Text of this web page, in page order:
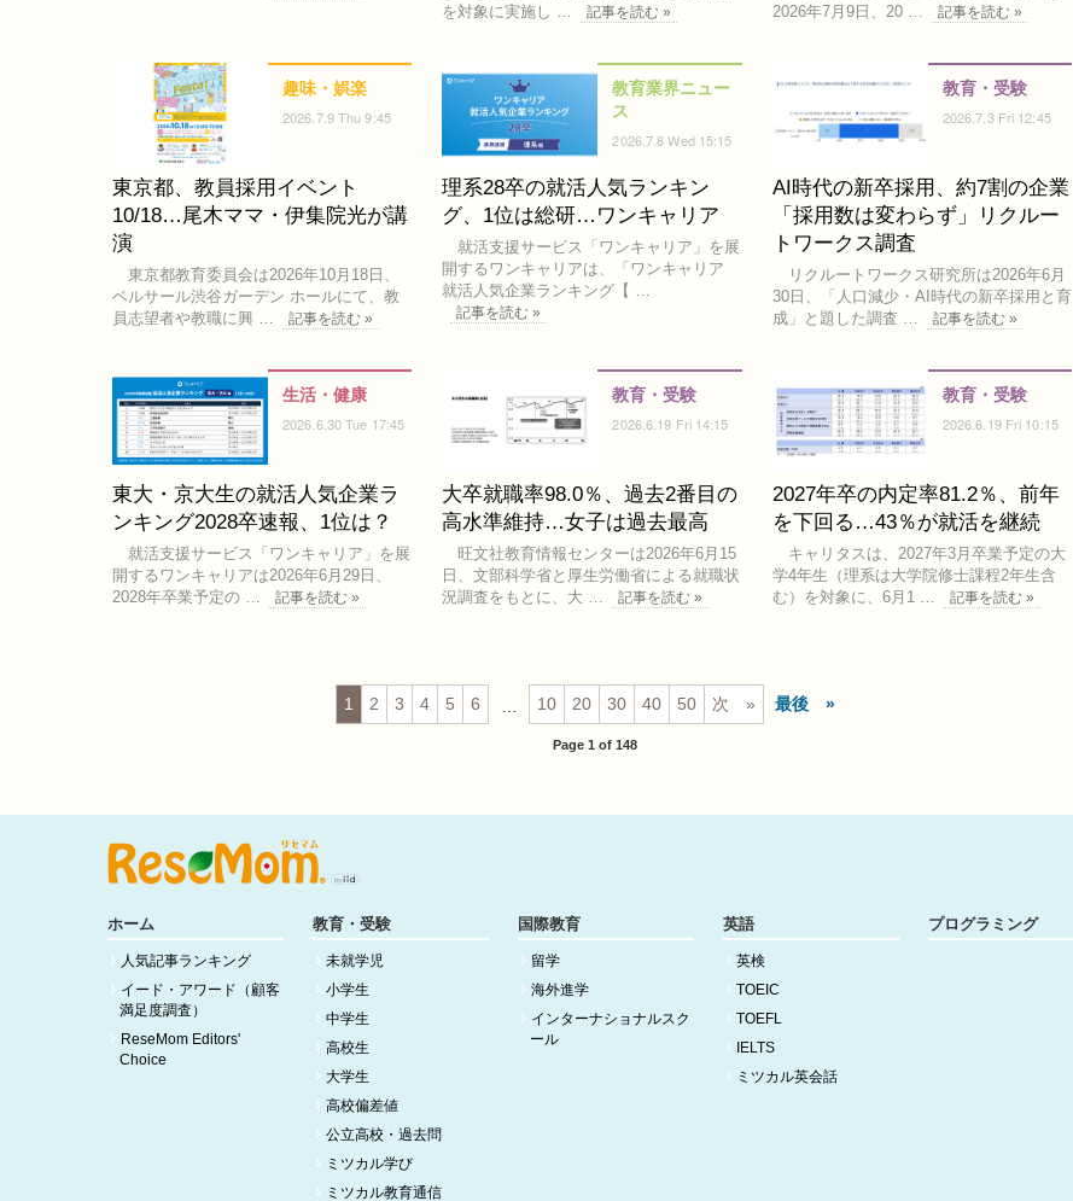
を対象に実施し …
記事を読む »
2026年7月9日、20 …
記事を読む »
趣味・娯楽
2026.7.9 Thu 9:45
東京都、教員採用イベント
10/18…尾木ママ・伊集院光が講
演
東京都教育委員会は2026年10月18日、
ベルサール渋谷ガーデン ホールにて、教
員志望者や教職に興 …
記事を読む »
教育業界ニュー
ス
2026.7.8 Wed 15:15
理系28卒の就活人気ランキン
グ、1位は総研…ワンキャリア
就活支援サービス「ワンキャリア」を展
開するワンキャリアは、「ワンキャリア
就活人気企業ランキング【 …
記事を読む »
教育・受験
2026.7.3 Fri 12:45
AI時代の新卒採用、約7割の企業
「採用数は変わらず」リクルー
トワークス調査
リクルートワークス研究所は2026年6月
30日、「人口減少・AI時代の新卒採用と育
成」と題した調査 …
記事を読む »
生活・健康
2026.6.30 Tue 17:45
東大・京大生の就活人気企業ラ
ンキング2028卒速報、1位は？
就活支援サービス「ワンキャリア」を展
開するワンキャリアは2026年6月29日、
2028年卒業予定の …
記事を読む »
教育・受験
2026.6.19 Fri 14:15
大卒就職率98.0％、過去2番目の
高水準維持…女子は過去最高
旺文社教育情報センターは2026年6月15
日、文部科学省と厚生労働省による就職状
況調査をもとに、大 …
記事を読む »
教育・受験
2026.6.19 Fri 10:15
2027年卒の内定率81.2％、前年
を下回る…43％が就活を継続
キャリタスは、2027年3月卒業予定の大
学4年生（理系は大学院修士課程2年生含
む）を対象に、6月1 …
記事を読む »
1 2 3 4 5 6 10 20 30 40 50 次 最後
Page 1 of 148
ホーム
人気記事ランキング
イード・アワード（顧客
満足度調査）
ReseMom Editors'
Choice
教育・受験
未就学児
小学生
中学生
高校生
大学生
高校偏差値
公立高校・過去問
ミツカル学び
ミツカル教育通信
国際教育
留学
海外進学
インターナショナルスク
ール
英語
英検
TOEIC
TOEFL
IELTS
ミツカル英会話
プログラミング